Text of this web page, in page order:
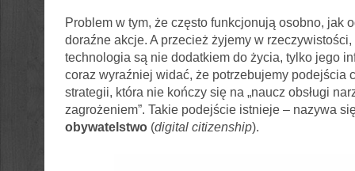
Problem w tym, że często funkcjonują osobno, jak
doraźne akcje. A przecież żyjemy w
technologia są nie dodatkiem do życia, tylko jego
coraz wyraźniej widać, że potrzebujemy podejścia
strategii, która nie kończy się na „naucz obsługi
zagrożeniem”. Takie podejście istnieje – nazywa
obywatelstwo (digital citizenship).